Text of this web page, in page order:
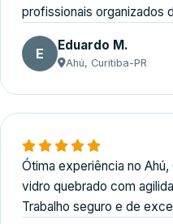
profissionais organizados
E Eduardo M.
Ahú, Curitiba-PR
Ótima experiência no
vidro quebrado com
Trabalho seguro e de